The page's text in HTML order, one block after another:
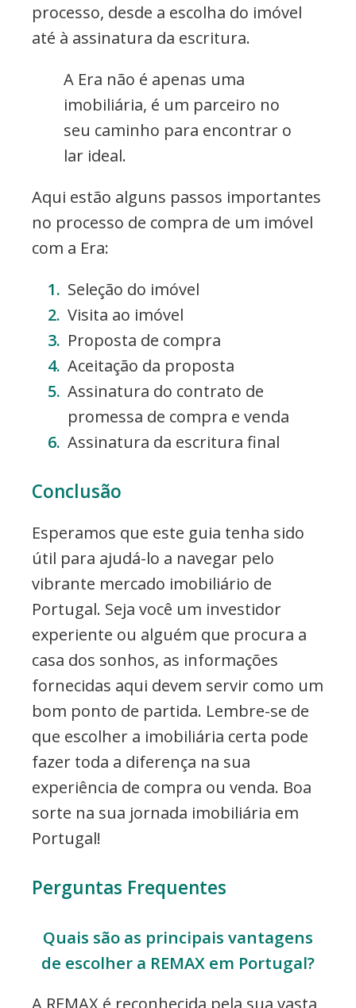
processo, desde a escolha do imóvel
até à assinatura da escritura.
A Era não é apenas uma
imobiliária, é um parceiro no
seu caminho para encontrar o
lar ideal.
Aqui estão alguns passos importantes
no processo de compra de um imóvel
com a Era:
Seleção do imóvel
Visita ao imóvel
Proposta de compra
Aceitação da proposta
Assinatura do contrato de
promessa de compra e venda
Assinatura da escritura final
Conclusão
Esperamos que este guia tenha sido
útil para ajudá-lo a navegar pelo
vibrante mercado imobiliário de
Portugal. Seja você um investidor
experiente ou alguém que procura a
casa dos sonhos, as informações
fornecidas aqui devem servir como um
bom ponto de partida. Lembre-se de
que escolher a imobiliária certa pode
fazer toda a diferença na sua
experiência de compra ou venda. Boa
sorte na sua jornada imobiliária em
Portugal!
Perguntas Frequentes
Quais são as principais vantagens
de escolher a REMAX em Portugal?
A REMAX é reconhecida pela sua vasta